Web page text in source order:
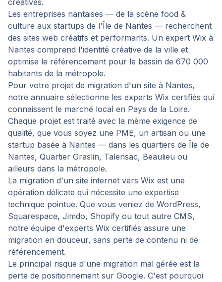
créatives.
Les entreprises nantaises — de la scène food &
culture aux startups de l'Île de Nantes — recherchent
des sites web créatifs et performants. Un expert Wix à
Nantes comprend l'identité créative de la ville et
optimise le référencement pour le bassin de 670 000
habitants de la métropole.
Pour votre projet de migration d'un site à Nantes,
notre annuaire sélectionne les experts Wix certifiés qui
connaissent le marché local en Pays de la Loire.
Chaque projet est traité avec la même exigence de
qualité, que vous soyez une PME, un artisan ou une
startup basée à Nantes — dans les quartiers de Île de
Nantes, Quartier Graslin, Talensac, Beaulieu ou
ailleurs dans la métropole.
La migration d'un site internet vers Wix est une
opération délicate qui nécessite une expertise
technique pointue. Que vous veniez de WordPress,
Squarespace, Jimdo, Shopify ou tout autre CMS,
notre équipe d'experts Wix certifiés assure une
migration en douceur, sans perte de contenu ni de
référencement.
Le principal risque d'une migration mal gérée est la
perte de positionnement sur Google. C'est pourquoi